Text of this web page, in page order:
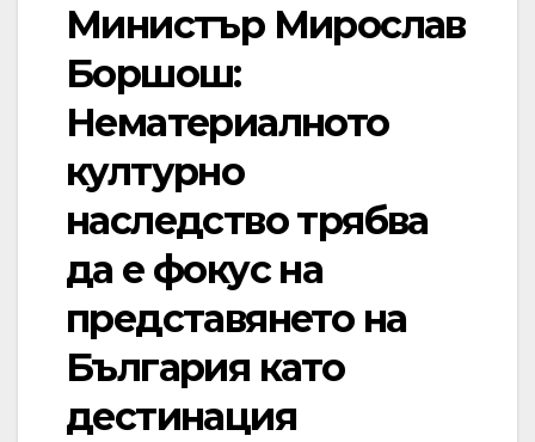
Министър Мирослав
Боршош:
Нематериалното
културно
наследство трябва
да е фокус на
представянето на
България като
дестинация